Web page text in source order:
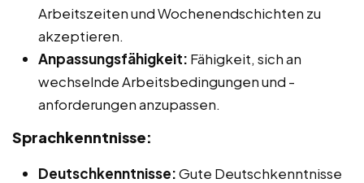
Arbeitszeiten und Wochenendschichten zu
akzeptieren.
Anpassungsfähigkeit: Fähigkeit, sich an
wechselnde Arbeitsbedingungen und -
anforderungen anzupassen.
Sprachkenntnisse:
Deutschkenntnisse:Gute Deutschkenntnisse